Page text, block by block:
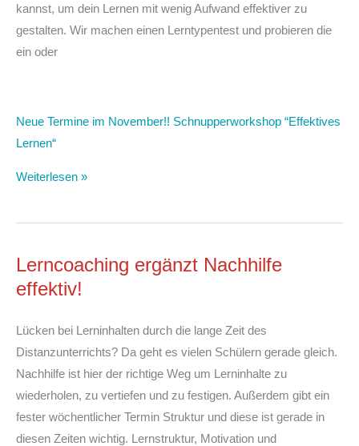
kannst, um dein Lernen mit wenig Aufwand effektiver zu
gestalten. Wir machen einen Lerntypentest und probieren die
ein oder
Neue Termine im November!! Schnupperworkshop “Effektives
Lernen“
Weiterlesen »
Lerncoaching ergänzt Nachhilfe
effektiv!
Lücken bei Lerninhalten durch die lange Zeit des
Distanzunterrichts? Da geht es vielen Schülern gerade gleich.
Nachhilfe ist hier der richtige Weg um Lerninhalte zu
wiederholen, zu vertiefen und zu festigen. Außerdem gibt ein
fester wöchentlicher Termin Struktur und diese ist gerade in
diesen Zeiten wichtig. Lernstruktur, Motivation und